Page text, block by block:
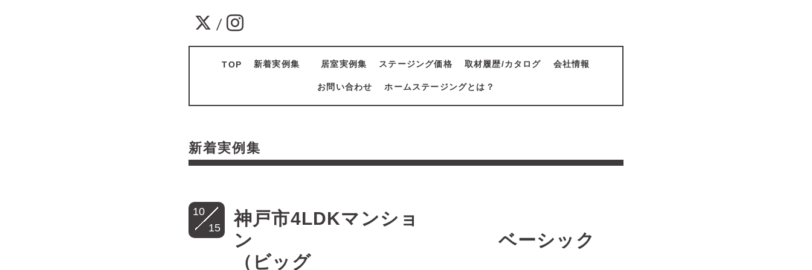
/
TOP 新着実例集 居室実例集 ステージング価格 取材履歴/カタログ 会社情報
お問い合わせ ホームステージングとは？
新着実例集
10
15
神戸市4LDKマンショ
ン ベーシック
（ビッグ